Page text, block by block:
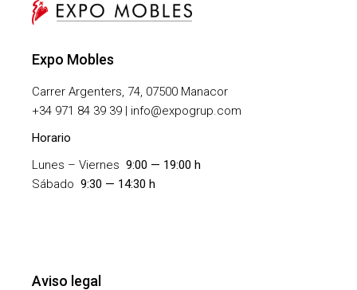
Expo Mobles
Carrer Argenters, 74, 07500 Manacor
+34 971 84 39 39 | info@expogrup.com
Horario
Lunes – Viernes9:00 — 19:00 h
Sábado9:30 — 14:30 h
Aviso legal